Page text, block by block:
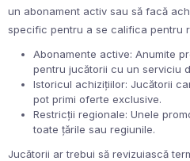
un abonament activ sau să facă
specific pentru a se califica pentru
Abonamente active: Anumite
pentru jucătorii cu un serviciu
Istoricul achizițiilor: Jucătorii
pot primi oferte exclusive.
Restricții regionale: Unele
toate țările sau regiunile.
Jucătorii ar trebui să revizuiască